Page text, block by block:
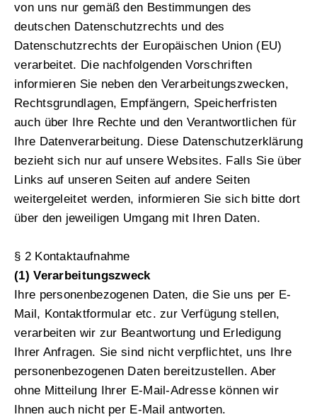
von uns nur gemäß den Bestimmungen des
deutschen Datenschutzrechts und des
Datenschutzrechts der Europäischen Union (EU)
verarbeitet. Die nachfolgenden Vorschriften
informieren Sie neben den Verarbeitungszwecken,
Rechtsgrundlagen, Empfängern, Speicherfristen
auch über Ihre Rechte und den Verantwortlichen für
Ihre Datenverarbeitung. Diese Datenschutzerklärung
bezieht sich nur auf unsere Websites. Falls Sie über
Links auf unseren Seiten auf andere Seiten
weitergeleitet werden, informieren Sie sich bitte dort
über den jeweiligen Umgang mit Ihren Daten.
§ 2 Kontaktaufnahme
(1) Verarbeitungszweck
Ihre personenbezogenen Daten, die Sie uns per E-
Mail, Kontaktformular etc. zur Verfügung stellen,
verarbeiten wir zur Beantwortung und Erledigung
Ihrer Anfragen. Sie sind nicht verpflichtet, uns Ihre
personenbezogenen Daten bereitzustellen. Aber
ohne Mitteilung Ihrer E-Mail-Adresse können wir
Ihnen auch nicht per E-Mail antworten.